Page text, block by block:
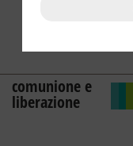
comunione e
liberazione